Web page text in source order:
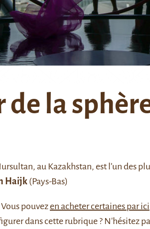
de la
au Kazakhstan, est l’un des
Haijk (Pays-Bas)
pouvezen acheter certaines par ici
dans cette rubrique ? N'hésitez